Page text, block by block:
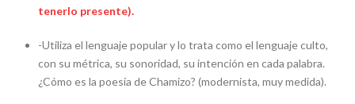
tenerlo presente).
-Utiliza el lenguaje popular y lo trata como el lenguaje culto,
con su métrica, su sonoridad, su intención en cada palabra.
¿Cómo es la poesía de Chamizo? (modernista, muy medida).